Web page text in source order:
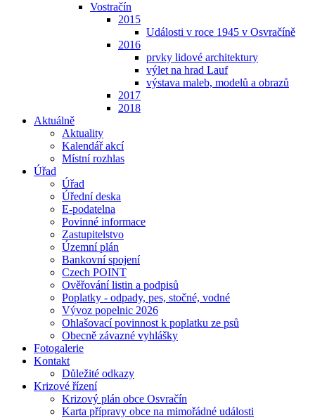
Vostračín
2015
Události v roce 1945 v Osvračíně
2016
prvky lidové architektury
výlet na hrad Lauf
výstava maleb, modelů a obrazů
2017
2018
Aktuálně
Aktuality
Kalendář akcí
Místní rozhlas
Úřad
Úřad
Úřední deska
E-podatelna
Povinné informace
Zastupitelstvo
Územní plán
Bankovní spojení
Czech POINT
Ověřování listin a podpisů
Poplatky - odpady, pes, stočné, vodné
Vývoz popelnic 2026
Ohlašovací povinnost k poplatku ze psů
Obecně závazné vyhlášky
Fotogalerie
Kontakt
Důležité odkazy
Krizové řízení
Krizový plán obce Osvračín
Karta přípravy obce na mimořádné události